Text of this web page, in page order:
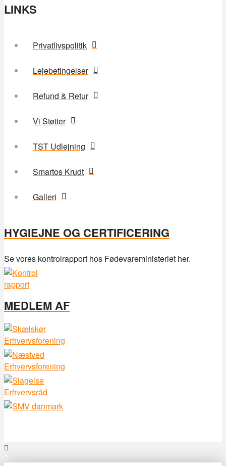
LINKS
Privatlivspolitik
Lejebetingelser
Refund & Retur
Vi Støtter
TST Udlejning
Smartos Krudt
Galleri
HYGIEJNE OG CERTIFICERING
Se vores kontrolrapport hos Fødevareministeriet her.
MEDLEM AF